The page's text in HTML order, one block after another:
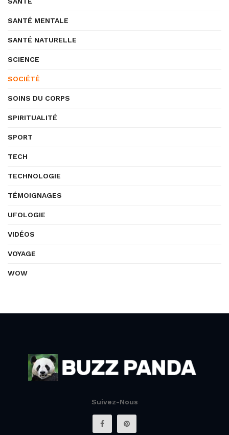
SANTÉ MENTALE
SANTÉ NATURELLE
SCIENCE
SOCIÉTÉ
SOINS DU CORPS
SPIRITUALITÉ
SPORT
TECH
TECHNOLOGIE
TÉMOIGNAGES
UFOLOGIE
VIDÉOS
VOYAGE
WOW
Suivez-Nous